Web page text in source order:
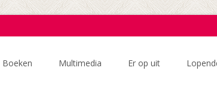
Boeken Multimedia Er op uit